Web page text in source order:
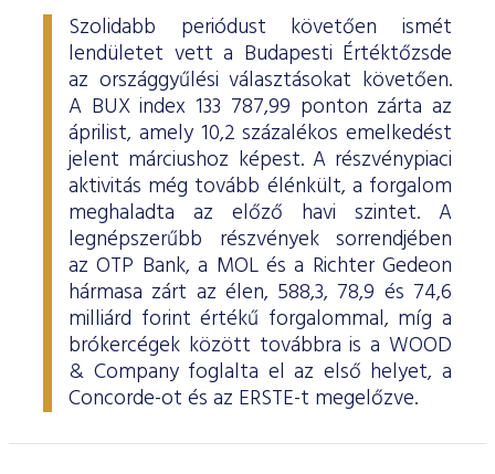
Szolidabb periódust követően ismét
lendületet vett a Budapesti Értéktőzsde
az országgyűlési választásokat követően.
A BUX index 133 787,99 ponton zárta az
áprilist, amely 10,2 százalékos emelkedést
jelent márciushoz képest. A részvénypiaci
aktivitás még tovább élénkült, a forgalom
meghaladta az előző havi szintet. A
legnépszerűbb részvények sorrendjében
az OTP Bank, a MOL és a Richter Gedeon
hármasa zárt az élen, 588,3, 78,9 és 74,6
milliárd forint értékű forgalommal, míg a
brókercégek között továbbra is a WOOD
& Company foglalta el az első helyet, a
Concorde-ot és az ERSTE-t megelőzve.